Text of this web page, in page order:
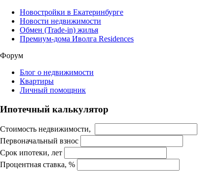
Новостройки в Екатеринбурге
Новости недвижимости
Обмен (Trade-in) жилья
Премиум-дома Иволга Residences
Форум
Блог о недвижимости
Квартиры
Личный помощник
Ипотечный калькулятор
Стоимость недвижимости,
Первоначальный взнос
Срок ипотеки, лет
Процентная ставка, %